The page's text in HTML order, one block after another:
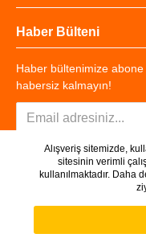
Haber Bülteni
Haber bültenimize
habersiz kalmayın!
Copyright ©
Alışveriş sitemizde,
sitesinin verimli
kullanılmaktadır. Daha